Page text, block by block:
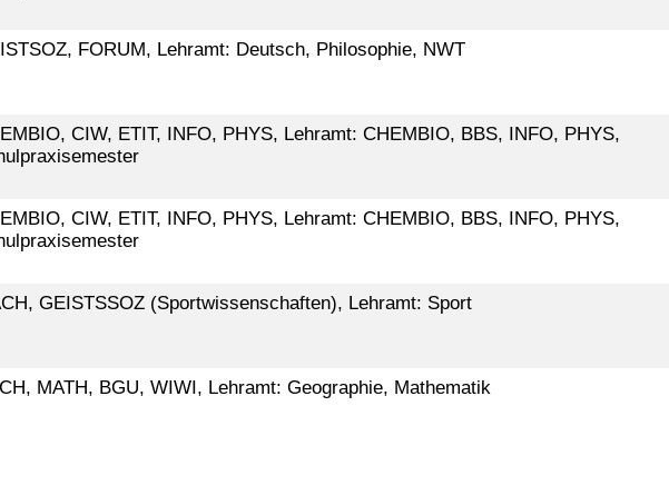
FORUM, Lehramt: Deutsch, Philosophie, NWT
CIW, ETIT, INFO, PHYS, Lehramt: CHEMBIO, BBS, INFO, PHYS,
CIW, ETIT, INFO, PHYS, Lehramt: CHEMBIO, BBS, INFO, PHYS,
GEISTSSOZ (Sportwissenschaften), Lehramt: Sport
MATH, BGU, WIWI, Lehramt: Geographie, Mathematik